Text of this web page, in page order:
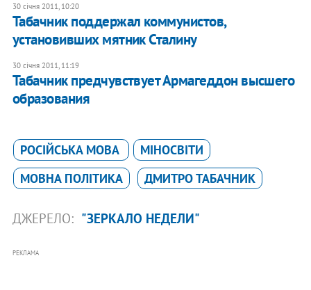
30 січня 2011, 10:20
Табачник поддержал коммунистов,
установивших мятник Сталину
30 січня 2011, 11:19
Табачник предчувствует Армагеддон высшего
образования
РОСІЙСЬКА МОВА
МІНОСВІТИ
МОВНА ПОЛІТИКА
ДМИТРО ТАБАЧНИК
ДЖЕРЕЛО: "ЗЕРКАЛО НЕДЕЛИ"
РЕКЛАМА